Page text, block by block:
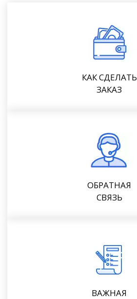
КАК СДЕЛАТЬ
ЗАКАЗ
ОБРАТНАЯ
СВЯЗЬ
ВАЖНАЯ